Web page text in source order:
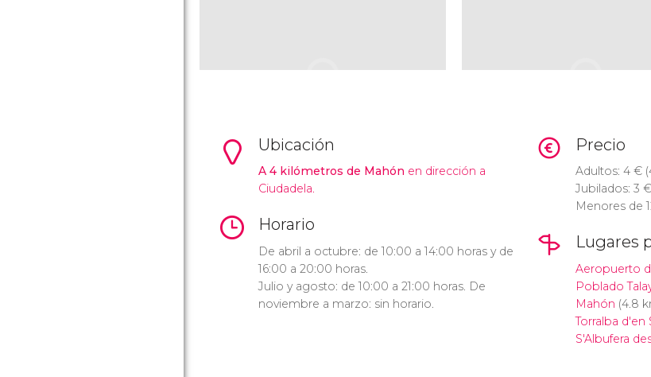
Ubicación
A 4 kilómetros de Mahón en dirección a
Ciudadela.
Horario
De abril a octubre: de 10:00 a 14:00 horas y de
16:00 a 20:00 horas.
Julio y agosto: de 10:00 a 21:00 horas. De
noviembre a marzo: sin horario.
Precio
Adultos: 4 €
Jubilados: 3 €
Menores de
Lugares
Aeropuerto
Poblado
Mahón (4.8
Torralba d'en
S'Albufera